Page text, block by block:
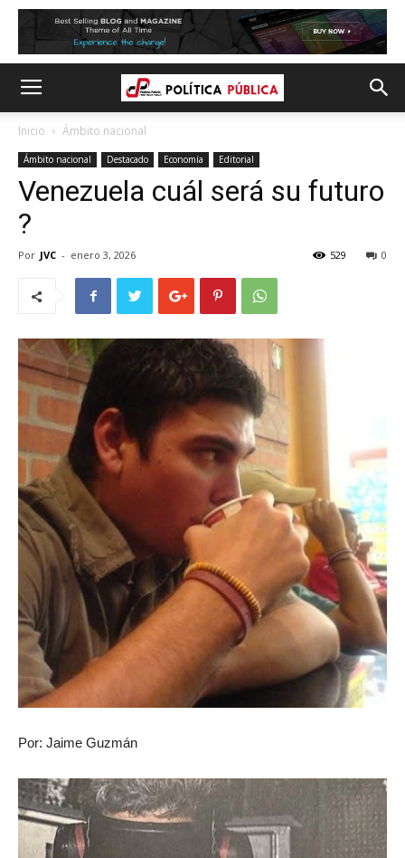
Inicio Ámbito nacional
Ámbito nacional Destacado Economía Editorial
Venezuela cuál será su futuro
?
Por JVC - enero 3, 2026 0
529
Por: Jaime Guzmán